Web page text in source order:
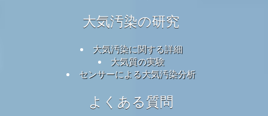
大気汚染の研究
大気汚染に関する詳細
大気質の実験
センサーによる大気汚染分析
よくある質問